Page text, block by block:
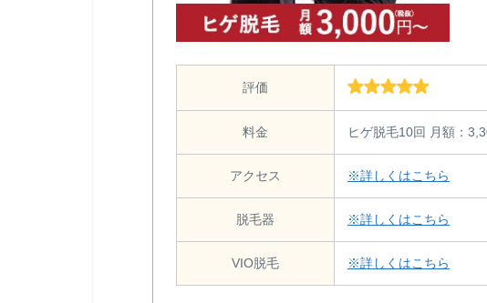
評価
料金 ヒゲ脱毛10回 月額：
アクセス ※詳しくはこちら
脱毛器 ※詳しくはこちら
VIO脱毛 ※詳しくはこちら